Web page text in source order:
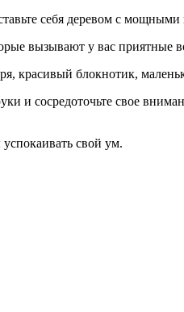
себя деревом с
вызывают у вас приятные
красивый блокнотик,
и сосредоточьте свое
свой ум.